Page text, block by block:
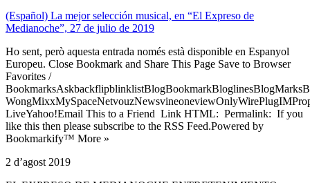
(Español) La mejor selección musical, en “El Expreso de
Medianoche”, 27 de julio de 2019
Ho sent, però aquesta entrada només està disponible en Espanyol
Europeu. Close Bookmark and Share This Page Save to Browser
Favorites /
LiveYahoo!Email This to a Friend Link HTML: Permalink: If you
like this then please subscribe to the RSS Feed.Powered by
Bookmarkify™ More »
2 d’agost 2019